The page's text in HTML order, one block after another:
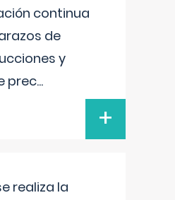
continua
de
y
prec...
+
realiza la